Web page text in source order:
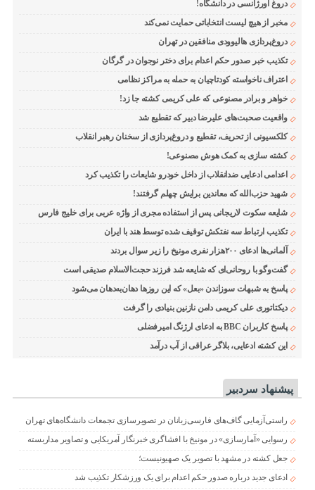
دروغ اورژانسی در دانشگاه!
مخبر از هیچ لیست انتخاباتی حمایت نمی‌کند
دروغ‌پردازی هالیوودی منافقین در تهران
تکذیب خبر صدور حکم اعدام برای دختر نوجوان در گرگان
اعتراف ناخواسته کودتاچیان به حمله به مراکز نظامی
خواهر و برادر مصنوعی که علی کریمی کشته جا زد!
واقعیت صحبت‌های علیرضا دبیر که تقطیع شد
کلکسیونی از تحریف، تقطیع و دروغ‌پردازی از سخنان رهبر انقلاب
کشته سازی به کمک هوش مصنوعی!
اعدامی ادعایی ضدانقلاب از داخل خودرو شایعات را تکذیب کرد
شهید حزب‌الله که معاندین برایش چهلم گرفتند!
شایعه سکوت لاریجانی پس از استفاده مجری از واژه عربی برای خلیج فارس
تکذیب ارتباط سه نفتکش توقیف شده توسط هند با ایران
آلمانی‌ها ادعای ۲۰۰هزار نفری مونیخ را زیر سوال بردند
گفت‌وگو با روحانی‌ای که شایعه شد فرزند حجت‌الاسلام صدیقی است
پاسخ به شبهات سوزاندن «بعل» که این روزها دهان‌به‌دهان می‌شود
دیکتاتوری علی کریمی دامن نازنین بنیادی را گرفت
پاسخ کاربران BBC به ادعای ارژنگ امیرفضلی
این کشته ادعایی، بلاگر عراقی از آب درآمد
پیشنهاد سردبیر
راستی‌آزمایی گاف‌های فارسی‌زبانان در تصویرسازی تجمعات دانشگاه‌های تهران
رسوایی «آمارسازی» در مونیخ با افشاگری خبرنگار آمریکایی و تصاویر مداربسته
جعل کشته در مشهد با تصویر یک صهیونیست؛
ادعای جدید درباره صدور حکم اعدام برای یک ورزشکار تکذیب شد